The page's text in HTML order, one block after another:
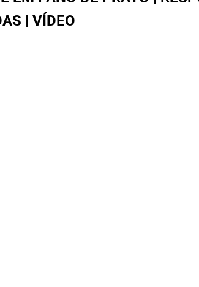
| VÍDEO